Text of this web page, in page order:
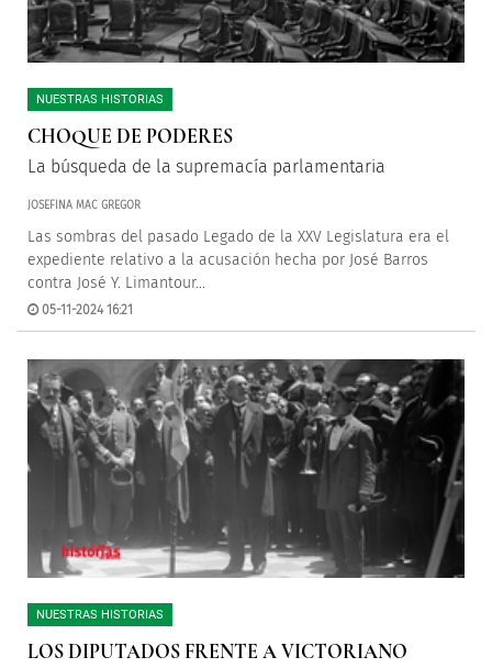
NUESTRAS HISTORIAS
CHOQUE DE PODERES
La búsqueda de la supremacía parlamentaria
JOSEFINA MAC GREGOR
Las sombras del pasado Legado de la XXV Legislatura era el
expediente relativo a la acusación hecha por José Barros
contra José Y. Limantour...
05-11-2024 16:21
NUESTRAS HISTORIAS
LOS DIPUTADOS FRENTE A VICTORIANO